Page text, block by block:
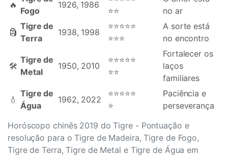
Horóscopo chinês 2019 do Tigre - Pontuação e
resolução para o Tigre de Madeira, Tigre de Fogo,
Tigre de Terra, Tigre de Metal e Tigre de Água em
🔥
Fogo
1926, 1986
⭐⭐
no ar
🗿
Tigre de
Terra
1938, 1998
⭐⭐⭐⭐⭐
⭐⭐⭐
A sorte está
no encontro
🛠
Tigre de
Metal
1950, 2010
⭐⭐⭐⭐⭐
⭐⭐
Fortalecer os
laços
familiares
💧
Tigre de
Água
1962, 2022
⭐⭐⭐⭐⭐
⭐
Paciência e
perseverança